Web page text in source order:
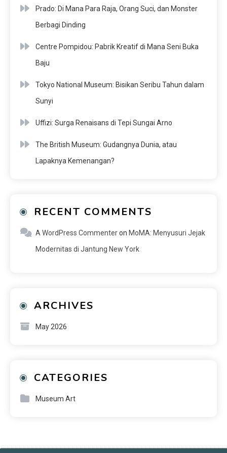
Prado: Di Mana Para Raja, Orang Suci, dan Monster
Berbagi Dinding
Centre Pompidou: Pabrik Kreatif di Mana Seni Buka
Baju
Tokyo National Museum: Bisikan Seribu Tahun dalam
Sunyi
Uffizi: Surga Renaisans di Tepi Sungai Arno
The British Museum: Gudangnya Dunia, atau
Lapaknya Kemenangan?
RECENT COMMENTS
A WordPress Commenteron MoMA: Menyusuri Jejak
Modernitas di Jantung New York
ARCHIVES
May 2026
CATEGORIES
Museum Art